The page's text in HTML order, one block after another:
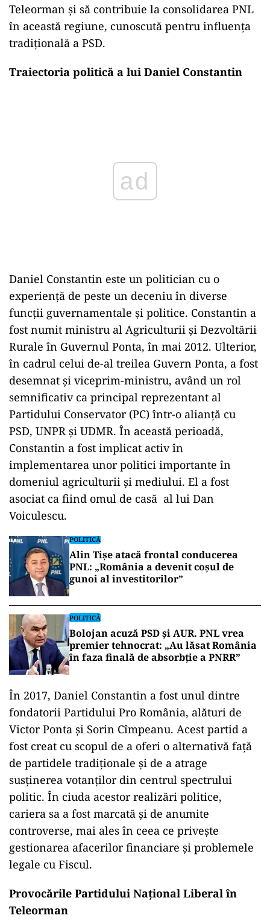
Teleorman și să contribuie la consolidarea PNL
în această regiune, cunoscută pentru influența
tradițională a PSD.
Traiectoria politică a lui Daniel Constantin
Daniel Constantin este un politician cu o
experiență de peste un deceniu în diverse
funcții guvernamentale și politice. Constantin a
fost numit ministru al Agriculturii și Dezvoltării
Rurale în Guvernul Ponta, în mai 2012. Ulterior,
în cadrul celui de-al treilea Guvern Ponta, a fost
desemnat și viceprim-ministru, având un rol
semnificativ ca principal reprezentant al
Partidului Conservator (PC) într-o alianță cu
PSD, UNPR și UDMR. În această perioadă,
Constantin a fost implicat activ în
implementarea unor politici importante în
domeniul agriculturii și mediului. El a fost
asociat ca fiind omul de casă al lui Dan
Voiculescu.
POLITICĂ
Alin Tișe atacă frontal conducerea
PNL: „România a devenit coșul de
gunoi al investitorilor”
POLITICĂ
Bolojan acuză PSD și AUR. PNL vrea
premier tehnocrat: „Au lăsat România
în faza finală de absorbţie a PNRR”
În 2017, Daniel Constantin a fost unul dintre
fondatorii Partidului Pro România, alături de
Victor Ponta și Sorin Cîmpeanu. Acest partid a
fost creat cu scopul de a oferi o alternativă față
de partidele tradiționale și de a atrage
susținerea votanților din centrul spectrului
politic. În ciuda acestor realizări politice,
cariera sa a fost marcată și de anumite
controverse, mai ales în ceea ce privește
gestionarea afacerilor financiare și problemele
legale cu Fiscul.
Provocările Partidului Național Liberal în
Teleorman